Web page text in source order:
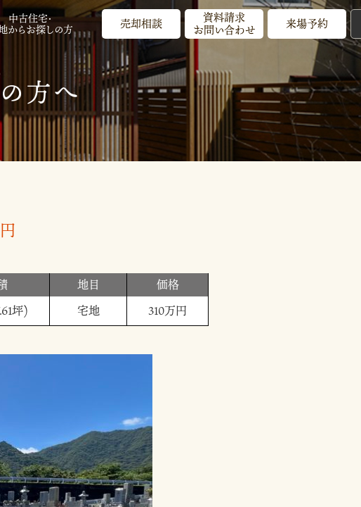
中古住宅・
からお探しの方 売却相談
資料請求
お問い合わせ
来場予約
方へ
坪)
地目
宅地
価格
310万円